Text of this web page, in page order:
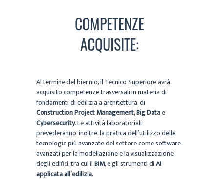
COMPETENZE
ACQUISITE:
Al termine del biennio, il Tecnico Superiore avrà
acquisito competenze trasversali in materia di
fondamenti di edilizia a architettura, di
Construction Project Management, Big Datae
Cybersecurity.Le attività laboratoriali
prevederanno, inoltre, la pratica dell’utilizzo delle
tecnologie più avanzate del settore come software
avanzati per la modellazione e la visualizzazione
degli edifici, tra cui ilBIM, e gli strumenti diAI
applicata all’edilizia.